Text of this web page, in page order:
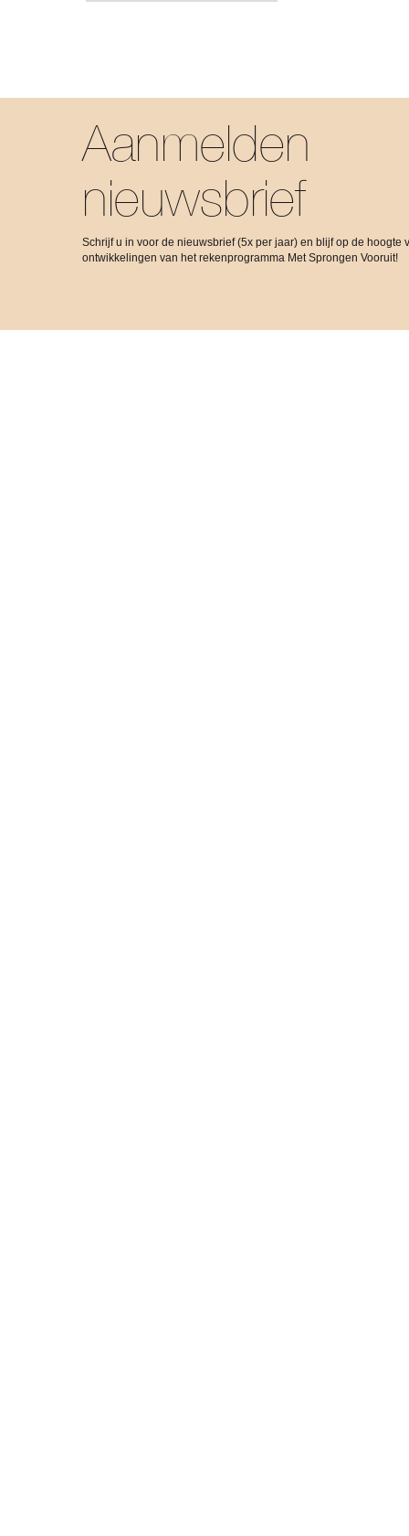
Aanmelden
nieuwsbrief
Schrijf u in voor de nieuwsbrief (5x per jaar) en blijf op de hoogte
ontwikkelingen van het rekenprogramma Met Sprongen Vooruit!